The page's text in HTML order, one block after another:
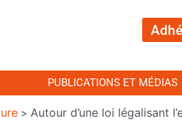
PUBLICATIONS ET MÉDIAS
> Autour d’une loi légalisant